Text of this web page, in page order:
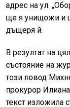
адрес на ул.
ще я унищожи и
дъщеря й.
В резултат на
състояние на
този повод
прокурор
текст изложила